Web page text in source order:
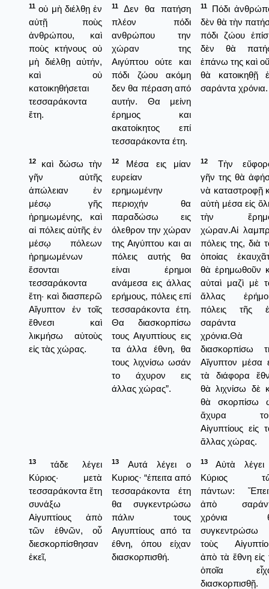
11 οὐ μὴ διέλθῃ ἐν
αὐτῇ ποὺς
ἀνθρώπου, καὶ
ποὺς κτήνους οὐ
μὴ διέλθῃ αὐτήν,
καὶ οὐ
κατοικηθήσεται
τεσσαράκοντα
ἔτη.
11
Δεν θα πατήση
πλέον πόδι
ανθρώπου την
χώραν της
Αιγύπτου ούτε και
πόδι ζώου ακόμη
δεν θα πέραση από
αυτήν. Θα μείνη
έρημος και
ακατοίκητος επί
τεσσαράκοντα έτη.
11
Πόδι
δὲν θὰ τὴν
πόδι ζώου
δὲν θὰ
ἐπάνω της καὶ
θὰ κατοικηθῇ
σαράντα χρόνια.
12
καὶ δώσω τὴν
γῆν αὐτῆς
ἀπώλειαν ἐν
μέσῳ γῆς
ἠρημωμένης, καὶ
αἱ πόλεις αὐτῆς ἐν
μέσῳ πόλεων
ἠρημωμένων
ἔσονται
τεσσαράκοντα
ἔτη· καὶ διασπερῶ
Αἴγυπτον ἐν τοῖς
ἔθνεσι καὶ
λικμήσω αὐτοὺς
εἰς τὰς χώρας.
12
Μέσα εις μίαν
ευρείαν
ερημωμένην
περιοχήν θα
παραδώσω εις
όλεθρον την χώραν
της Αιγύπτου και αι
πόλεις αυτής θα
είναι έρημοι
ανάμεσα εις άλλας
ερήμους, πόλεις επί
τεσσαράκοντα έτη.
Θα διασκορπίσω
τους Αιγυπτίους εις
τα άλλα έθνη, θα
τους λιχνίσω ωσάν
το άχυρον εις
άλλας χώρας”.
12
Τὴν
γῆν της θὰ
νὰ καταστροφῇ
αὐτὴ μέσα εἰς
τὴν
χώραν.Αἱ
πόλεις της, διὰ
ὁποίας
θὰ ἐρημωθοῦν
αὐταὶ μαζὶ μὲ
ἄλλας
πόλεις τῆς
σαράντα
χρόνια.Θὰ
διασκορπίσω
Αἴγυπτον μέσα
τὰ διάφορα
θὰ λιχνίσω δὲ
θὰ σκορπίσω
ἄχυρα
Αἰγυπτίους εἰς
ἄλλας χώρας.
13
τάδε λέγει
Κύριος· μετὰ
τεσσαράκοντα ἔτη
συνάξω
Αἰγυπτίους ἀπὸ
τῶν ἐθνῶν, οὗ
διεσκορπίσθησαν
ἐκεῖ,
13
Αυτά λέγει ο
Κυριος· “έπειτα από
τεσσαράκοντα έτη
θα συγκεντρώσω
πάλιν τους
Αιγυπτίους από τα
έθνη, όπου είχαν
διασκορπισθή.
13
Αὐτὰ
Κύριος
πάντων:
ἀπὸ
χρόνια
συγκεντρώσω
τοὺς
ἀπὸ τὰ ἔθνη εἰς
ὁποῖα
διασκορπισθῇ.